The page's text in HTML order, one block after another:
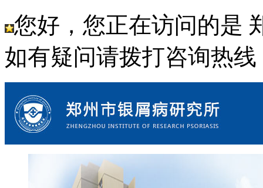
您好，您正在访问的是
如有疑问请拨打咨询热线